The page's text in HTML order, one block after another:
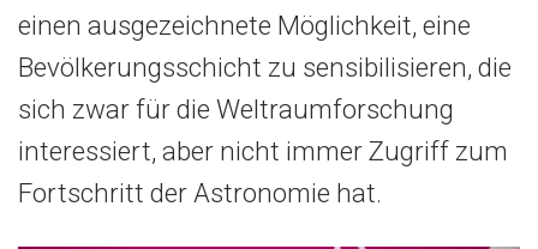
einen ausgezeichnete Möglichkeit, eine
Bevölkerungsschicht zu sensibilisieren, die
sich zwar für die Weltraumforschung
interessiert, aber nicht immer Zugriff zum
Fortschritt der Astronomie hat.